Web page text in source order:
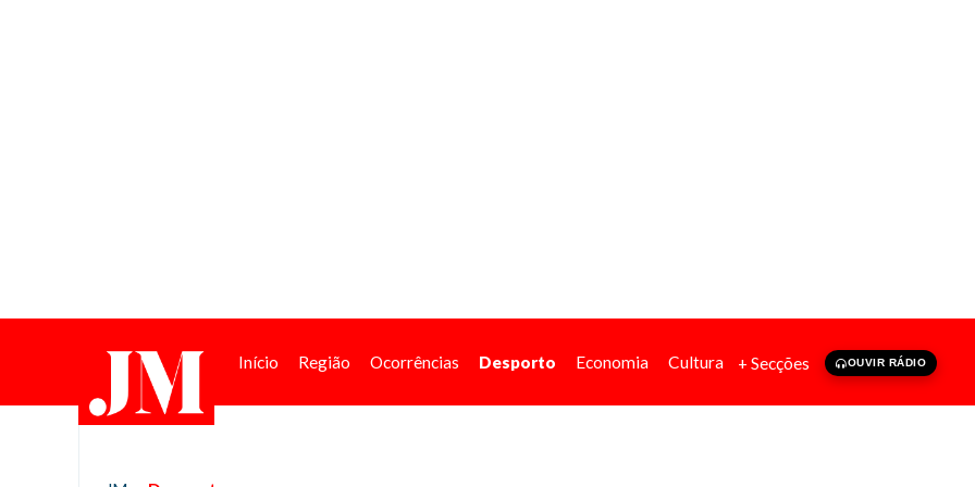
Início Região Ocorrências Desporto Economia Cultura + Secções OUVIR RÁDIO